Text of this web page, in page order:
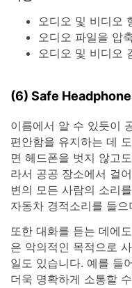
오디오 및 비디오
오디오 파일을 압
오디오 및 비디오
(6) Safe
이름에서 알 수 있듯이
편안함을 유지하는 데
면 헤드폰을 벗지 않고
라서 공공 장소에서 걸
변의 모든 사람의 소리
자동차 경적소리를 들
또한 대화를 듣는 데에
은 악의적인 목적으로
일도 있습니다. 예를 들
더욱 명확하게 소통할